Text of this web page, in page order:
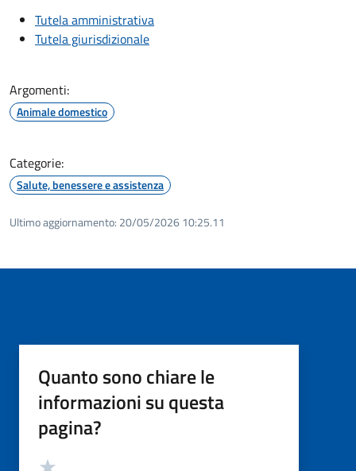
Tutela amministrativa
Tutela giurisdizionale
Argomenti:
Animale domestico
Categorie:
Salute, benessere e assistenza
Ultimo aggiornamento: 20/05/2026 10:25.11
Quanto sono chiare le
informazioni su questa
pagina?
Valutazione